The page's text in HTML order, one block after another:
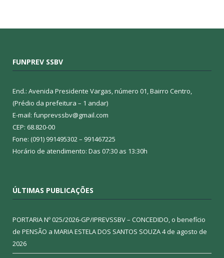
FUNPREV SSBV
End.: Avenida Presidente Vargas, número 01, Bairro Centro,
(Prédio da prefeitura – 1 andar)
E-mail: funprevssbv@gmail.com
CEP: 68.820-00
Fone: (091) 991495302 – 991467225
Horário de atendimento: Das 07:30 as 13:30h
ÚLTIMAS PUBLICAÇÕES
PORTARIA Nº 025/2026-GP/IPREVSSBV – CONCEDIDO, o benefício
de PENSÃO a MARIA ESTELA DOS SANTOS SOUZA4 de agosto de
2026